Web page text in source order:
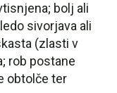
bolj ali
sivorjava ali
(zlasti v
rob postane
obtolče ter